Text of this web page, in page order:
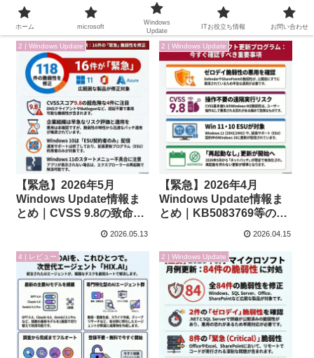
2 | Windows Update
【緊急】2026年5月
Windows Update情報ま
とめ｜CVSS 9.8の致命的
2026.05.13
2 | Windows Update
【緊急】2026年4月
Windows Update情報ま
とめ｜KB5083769等の更
デイ脆弱性への対応
2026.04.15
4 | レビュー 2 | Windows Update
ホーム microsoft
Windows
Update
ITお役立ち情報 お問い合わせ